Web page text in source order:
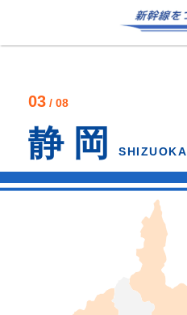
03 / 08
静 岡 SHIZUOKA